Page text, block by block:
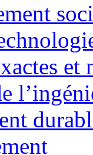
et